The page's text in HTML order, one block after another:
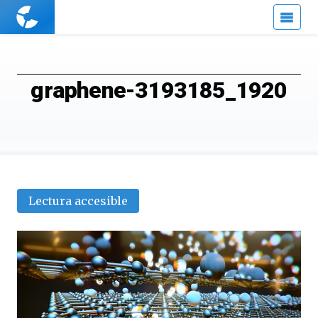
Cuaderno
graphene-3193185_1920
Lectura accesible